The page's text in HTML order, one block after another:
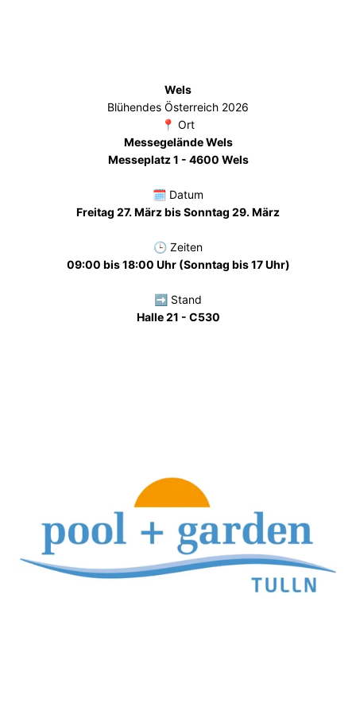
Wels
Blühendes Österreich 2026
📍 Ort
Messegelände Wels
Messeplatz 1 - 4600 Wels
🗓️ Datum
Freitag 27. März bis Sonntag 29. März
🕒 Zeiten
09:00 bis 18:00 Uhr (Sonntag bis 17 Uhr)
➡️ Stand
Halle 21 - C530